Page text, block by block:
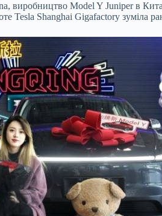
виробництво Model Y Juniper в
Tesla Shanghai Gigafactory зуміла